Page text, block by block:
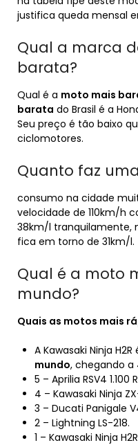
justifica queda mensal
Qual a marca
barata?
Qual é a moto mais
barata do Brasil é a
Seu preço é tão baixo
ciclomotores.
Quanto faz
consumo na cidade
velocidade de 110km/h
38km/l tranquilamente,
fica em torno de 31km/l.
Qual é a moto
mundo?
Quais as motos mais
A Kawasaki Ninja H2R
mundo, chegando a
5 – Aprilia RSV4 1.100
4 – Kawasaki Ninja
3 – Ducati Panigale
2 – Lightning LS-218.
1 – Kawasaki Ninja